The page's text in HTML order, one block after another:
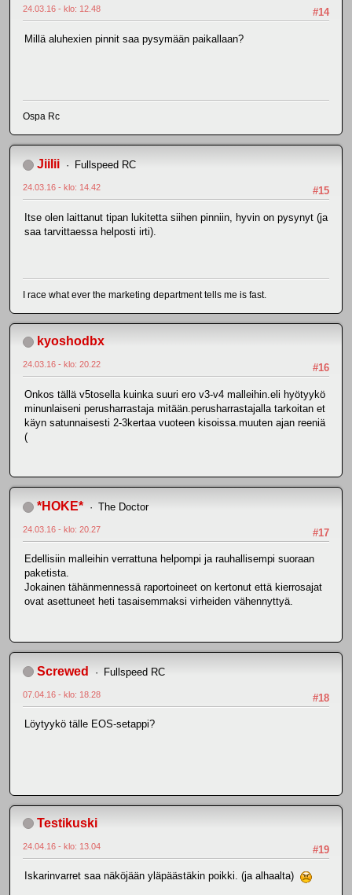
#14
24.03.16 - klo: 12.48
Millä aluhexien pinnit saa pysymään paikallaan?
Ospa Rc
JiiIii Fullspeed RC
#15
24.03.16 - klo: 14.42
Itse olen laittanut tipan lukitetta siihen pinniin, hyvin on pysynyt (ja
saa tarvittaessa helposti irti).
I race what ever the marketing department tells me is fast.
kyoshodbx
#16
24.03.16 - klo: 20.22
Onkos tällä v5tosella kuinka suuri ero v3-v4 malleihin.eli hyötyykö
minunlaiseni perusharrastaja mitään.perusharrastajalla tarkoitan et
käyn satunnaisesti 2-3kertaa vuoteen kisoissa.muuten ajan reeniä
(
*HOKE* The Doctor
#17
24.03.16 - klo: 20.27
Edellisiin malleihin verrattuna helpompi ja rauhallisempi suoraan
paketista.
Jokainen tähänmennessä raportoineet on kertonut että kierrosajat
ovat asettuneet heti tasaisemmaksi virheiden vähennyttyä.
Screwed Fullspeed RC
#18
07.04.16 - klo: 18.28
Löytyykö tälle EOS-setappi?
Testikuski
#19
24.04.16 - klo: 13.04
Iskarinvarret saa näköjään yläpäästäkin poikki. (ja alhaalta)